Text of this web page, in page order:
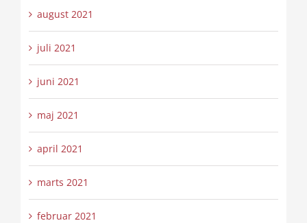
august 2021
juli 2021
juni 2021
maj 2021
april 2021
marts 2021
februar 2021